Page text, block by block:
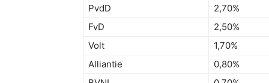
PvdD
2,70%
FvD
2,50%
Volt
1,70%
Alliantie
0,80%